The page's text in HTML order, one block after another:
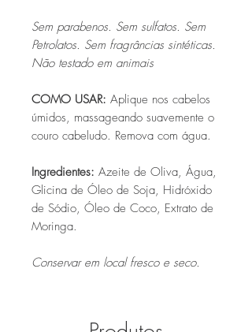
Sem parabenos. Sem sulfatos. Sem
Petrolatos. Sem fragrâncias sintéticas.
Não testado em animais
COMO USAR: Aplique nos cabelos
úmidos, massageando suavemente o
couro cabeludo. Remova com água.
Ingredientes: Azeite de Oliva, Água,
Glicina de Óleo de Soja, Hidróxido
de Sódio, Óleo de Coco, Extrato de
Moringa.
Conservar em local fresco e seco.